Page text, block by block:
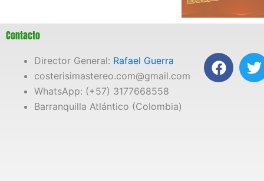
Contacto
Director General: Rafael Guerra
costerisimastereo.com@gmail.com
WhatsApp: (+57) 3177668558
Barranquilla Atlántico (Colombia)
F
a
T